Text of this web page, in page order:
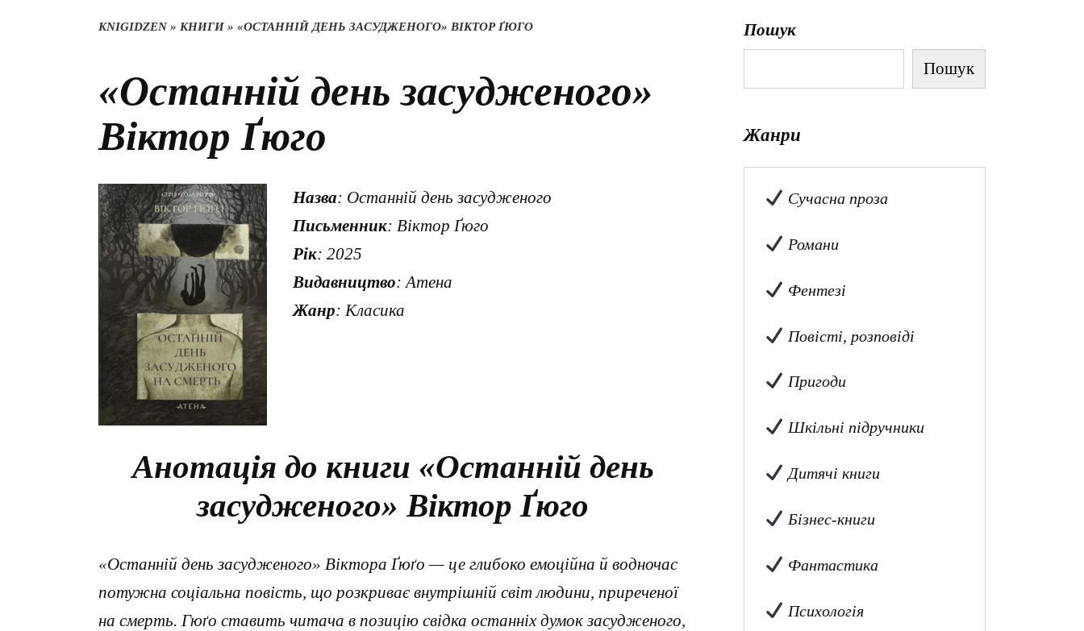
KNIGIDZEN» КНИГИ » «ОСТАННІЙ ДЕНЬ ЗАСУДЖЕНОГО» ВІКТОР ҐЮГО
«Останній день засудженого»
Віктор Ґюго
Назва: Останній день засудженого
Письменник: Віктор Ґюго
Рік: 2025
Видавництво: Атена
Жанр: Класика
Анотація до книги «Останній день
засудженого» Віктор Ґюго
«Останній день засудженого» Віктора Ґюґо — це глибоко емоційна й водночас
потужна соціальна повість, що розкриває внутрішній світ людини, приреченої
на смерть. Гюґо ставить читача в позицію свідка останніх думок засудженого,
Пошук
Пошук
Жанри
Сучасна проза
Романи
Фентезі
Повісті, розповіді
Пригоди
Шкільні підручники
Дитячі книги
Бізнес-книги
Фантастика
Психологія